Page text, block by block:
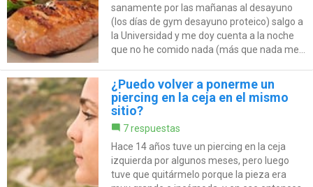
sanamente por las mañanas al desayuno
(los días de gym desayuno proteico) salgo a
la Universidad y me doy cuenta a la noche
que no he comido nada (más que nada me...
¿Puedo volver a ponerme un
piercing en la ceja en el mismo
sitio?
7 respuestas
Hace 14 años tuve un piercing en la ceja
izquierda por algunos meses, pero luego
tuve que quitármelo porque la pieza era